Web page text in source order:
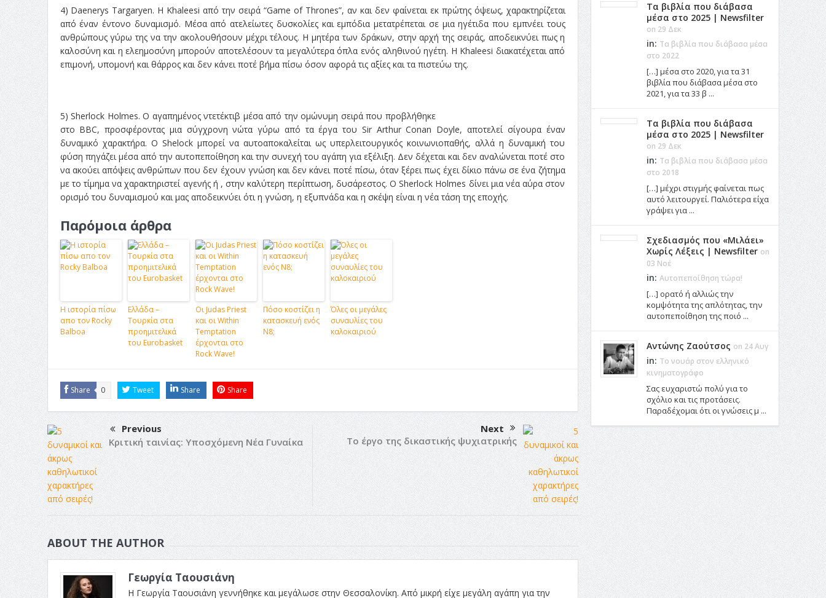
4) Daenerys Targaryen. Η Khaleesi από την σειρά “Game of Thrones”, αν και δεν φαίνεται εκ πρώτης όψεως, χαρακτηρίζεται
από έναν έντονο δυναμισμό. Μέσα από ατελείωτες δυσκολίες και εμπόδια μετατρέπεται σε μια ηγέτιδα που εμπνέει τους
ανθρώπους γύρω της να την ακολουθήσουν μέχρι τέλους. Η μητέρα των δράκων, στην αρχή της σειράς, αποδεικνύει πως η
καλοσύνη και η ελεημοσύνη μπορούν αποτελέσουν τα μεγαλύτερα όπλα ενός αληθινού ηγέτη. Η Khaleesi διακατέχεται από
επιμονή, υπομονή και θάρρος και δεν κάνει ποτέ βήμα πίσω όσον αφορά τις αξίες και τα πιστεύω της.
5) Sherlock Holmes. Ο αγαπημένος ντετέκτιβ μέσα από την ομώνυμη σειρά που προβλήθηκε
στο BBC, προσφέροντας μια σύγχρονη νώτα γύρω από τα έργα του Sir Arthur Conan Doyle, αποτελεί σίγουρα έναν
δυναμικό χαρακτήρα. Ο Shelock μπορεί να αυτοαποκαλείται ως υπερλειτουργικός κοινωνιοπαθής, αλλά η δυναμική του
φύση πηγάζει μέσα από την αυτοπεποίθηση και την συνεχή του αγάπη για εξέλιξη. Δεν δέχεται και δεν αναλώνεται ποτέ στο
να ακούει απόψεις ανθρώπων που δεν έχουν γνώση και δεν κάνει ποτέ πίσω, όταν ξέρει πως έχει δίκιο πάνω σε ένα ζήτημα
με το τίμημα να χαρακτηριστεί αγενής ή , στην καλύτερη περίπτωση, δυσάρεστος. Ο Sherlock Holmes δίνει μια νέα αύρα στον
ορισμό του δυναμισμού και μας αποδεικνύει ότι η γνώση, η εξυπνάδα και η σκέψη είναι η νέα τάση της εποχής.
Παρόμοια άρθρα
Η ιστορία πίσω
απο τον Rocky
Balboa
Ελλάδα –
Τουρκία στα
προημιτελικά
του Eurobasket
Οι Judas Priest
και οι Within
Temptation
έρχονται στο
Rock Wave!
Πόσο κοστίζει η
κατασκευή ενός
Ν8;
Όλες οι μεγάλες
συναυλίες του
καλοκαιριού
Share 0 Tweet Share Share
Previous
Κριτική ταινίας: Υποσχόμενη Νέα Γυναίκα
Next
Το έργο της δικαστικής ψυχιατρικής
ABOUT THE AUTHOR
Γεωργία Ταουσιάνη
Η Γεωργία Ταουσιάνη γεννήθηκε και μεγάλωσε στην Θεσσαλονίκη. Από μικρή είχε μεγάλη αγάπη για την
Τα βιβλία που διάβασα
μέσα στο 2025 | Newsfilter
on 29 Δεκ
in: Τα βιβλία που διάβασα μέσα
στο 2022
[…] μέσα στο 2020, για τα 31
βιβλία που διάβασα μέσα στο
2021, για τα 33 β ...
Τα βιβλία που διάβασα
μέσα στο 2025 | Newsfilter
on 29 Δεκ
in: Τα βιβλία που διάβασα μέσα
στο 2018
[…] μέχρι στιγμής φαίνεται πως
αυτό λειτουργεί. Παλιότερα είχα
γράψει για ...
Σχεδιασμός που «Μιλάει»
Χωρίς Λέξεις | Newsfilter on
03 Νοέ
in: Αυτοπεποίθηση τώρα!
[…] ορατό ή αλλιώς την
κομψότητα της απλότητας, την
αυτοπεποίθηση της ποιό ...
Αντώνης Ζαούτσος on 24 Αυγ
in: Το νουάρ στον ελληνικό
κινηματογράφο
Σας ευχαριστώ πολύ για το
σχόλιο και τις προτάσεις.
Παραδέχομαι ότι οι γνώσεις μ ...